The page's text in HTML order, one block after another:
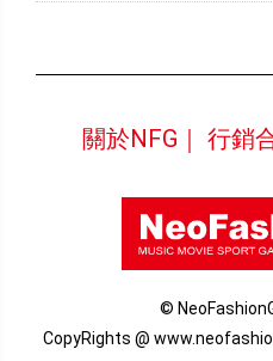
關於NFG｜ 行銷
©
CopyRights @